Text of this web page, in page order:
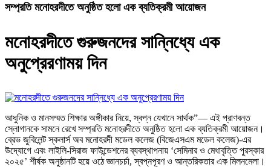
সম্প্রতি মনোহরদীতে অনুষ্ঠিত হলো এক ব্যতিক্রমী আয়োজন
মনোহরদীতে গুরুজনদের সান্নিধ্যে এক
অনুপ্রেরণাময় দিন
আধুনিক ও মানসম্মত শিক্ষার অঙ্গীকার নিয়ে, স্বপ্ন যেখানে সার্থক”— এই প্রাণবন্ত
স্লোগানকে সামনে রেখে সম্প্রতি মনোহরদীতে অনুষ্ঠিত হলো এক ব্যতিক্রমী আয়োজন।
ব্রেভ জুবিলেন্ট স্কলার্স অব মনোহরদী মডেল কলেজ (বিজেএসএম মডেল কলেজ)-এর
উদ্যোগে এবং লাইলি-সিরাজ ফাউন্ডেশনের ব্যবস্থাপনায় ‘সেমিনার ও মেধাবৃত্তি পুরস্কার
২০২৫’ শীর্ষক অনুষ্ঠানটি হয়ে ওঠে জ্ঞানচর্চা, স্বপ্নপূরণ ও আন্তরিকতার এক মিলনমেলা।